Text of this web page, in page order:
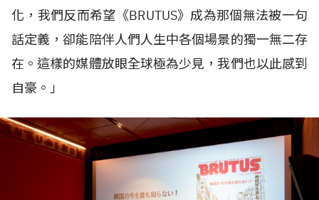
化，我們反而希望《BRUTUS》成為那個無法被一句
話定義，卻能陪伴人們人生中各個場景的獨一無二存
在。這樣的媒體放眼全球極為少見，我們也以此感到
自豪。」